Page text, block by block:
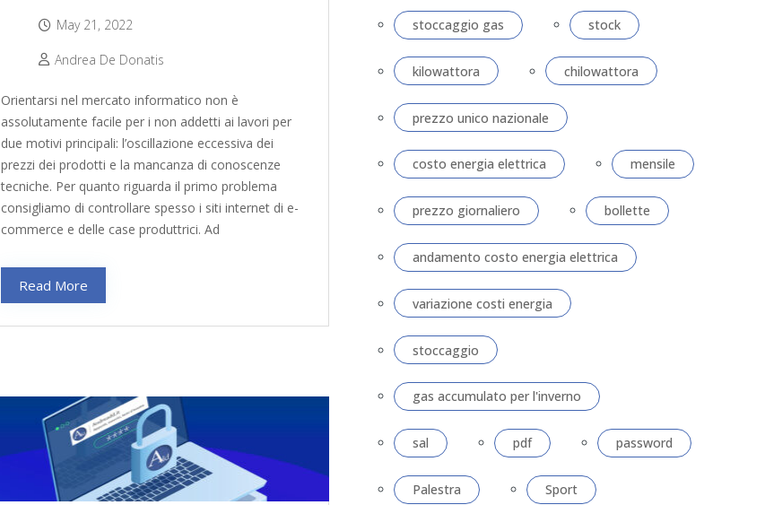
May 21, 2022
Andrea De Donatis
Orientarsi nel mercato informatico non è
assolutamente facile per i non addetti ai lavori per
due motivi principali: l’oscillazione eccessiva dei
prezzi dei prodotti e la mancanza di conoscenze
tecniche. Per quanto riguarda il primo problema
consigliamo di controllare spesso i siti internet di e-
commerce e delle case produttrici. Ad
Read More
stoccaggio gas stock
kilowattora chilowattora
prezzo unico nazionale
costo energia elettrica mensile
prezzo giornaliero bollette
andamento costo energia elettrica
variazione costi energia
stoccaggio
gas accumulato per l'inverno
sal pdf password
Palestra Sport